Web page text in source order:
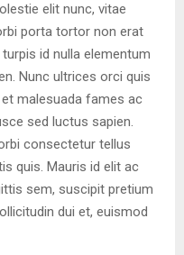
elit nunc, vitae
porta tortor non erat
id nulla elementum
Nunc ultrices orci quis
malesuada fames ac
sed luctus sapien.
consectetur tellus
quis. Mauris id elit ac
sem, suscipit pretium
dui et, euismod